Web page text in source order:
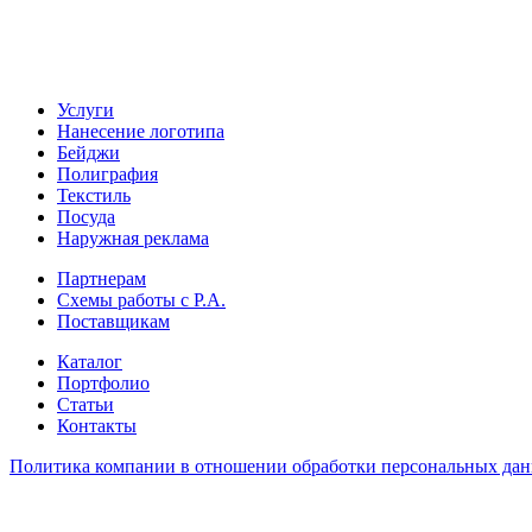
Услуги
Нанесение логотипа
Бейджи
Полиграфия
Текстиль
Посуда
Наружная реклама
Партнерам
Схемы работы с Р.А.
Поставщикам
Каталог
Портфолио
Статьи
Контакты
Политика компании в отношении обработки персональных